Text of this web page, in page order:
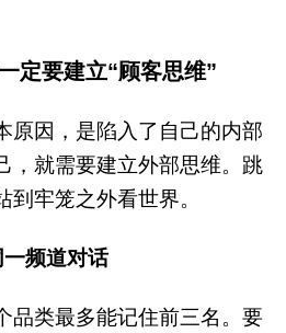
一定要建立“顾客思维”
原因，是陷入了自己的内部
，就需要建立外部思维。跳
牢笼之外看世界。
一频道对话
品类最多能记住前三名。要